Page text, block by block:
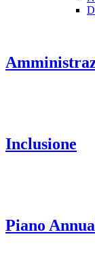
Inclusione
Piano